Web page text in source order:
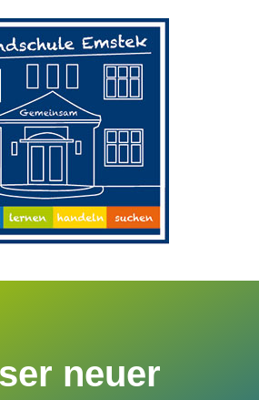
neuer